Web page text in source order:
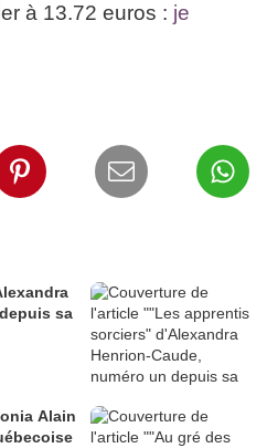
à 13.72 euros : je
sa
Alain